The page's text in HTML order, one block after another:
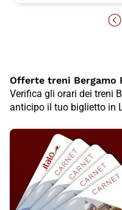
Offerte treni Bergamo
Verifica gli orari dei treni
anticipo il tuo biglietto in